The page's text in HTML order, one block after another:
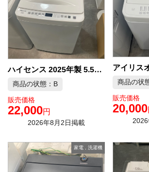
ハイセンス 2025年製 5.5kg 洗濯機 中古品販売
商品の状態：B
販売価格
22,000円
2026年8月2日掲載
商品の状
販売価格
20,000
家電, 洗濯機